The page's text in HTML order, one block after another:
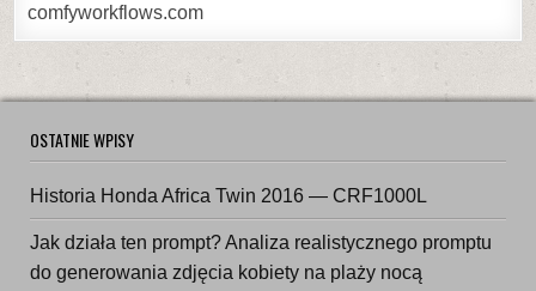
comfyworkflows.com
OSTATNIE WPISY
Historia Honda Africa Twin 2016 — CRF1000L
Jak działa ten prompt? Analiza realistycznego promptu
do generowania zdjęcia kobiety na plaży nocą